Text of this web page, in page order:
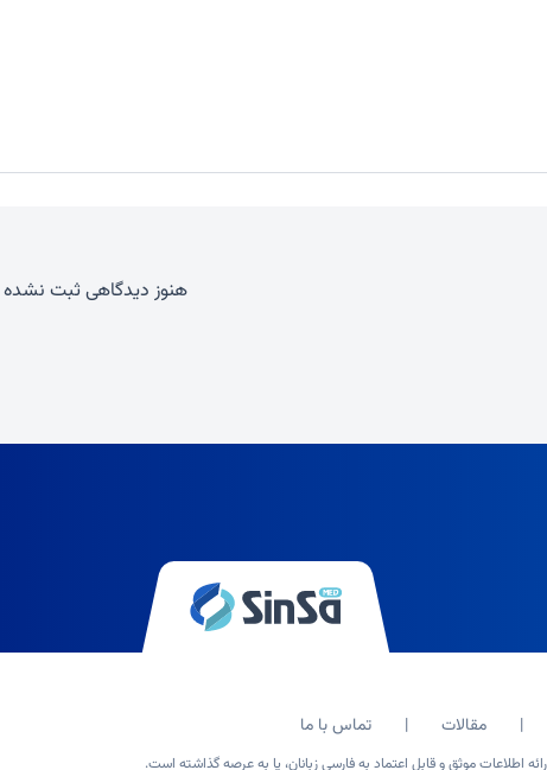
هنوز دیدگاهی ثبت
مقالات تماس با ما
موثق و قابل اعتماد به فارسی زبانان، پا به عرصه گذاشته است.